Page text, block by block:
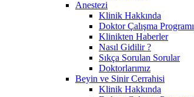
Anestezi
Klinik Hakkında
Doktor Çalışma Programı
Klinikten Haberler
Nasıl Gidilir ?
Sıkça Sorulan Sorular
Doktorlarımız
Beyin ve Sinir Cerrahisi
Klinik Hakkında